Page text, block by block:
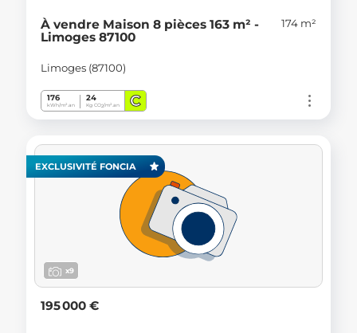
À vendre Maison 8 pièces 163 m² -
Limoges 87100
174 m²
Limoges (87100)
176
kWh/m².an
24
Kg CO2/m².an C
EXCLUSIVITÉ FONCIA
x9
195 000 €